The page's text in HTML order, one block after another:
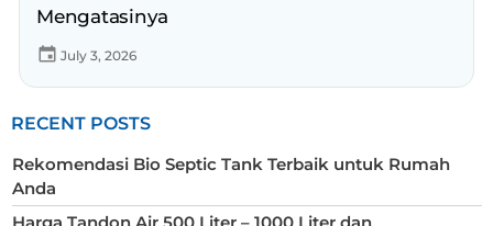
Mengatasinya
July 3, 2026
RECENT POSTS
Rekomendasi Bio Septic Tank Terbaik untuk Rumah
Anda